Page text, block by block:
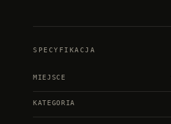
SPECYFIKACJA
MIEJSCE
KATEGORIA